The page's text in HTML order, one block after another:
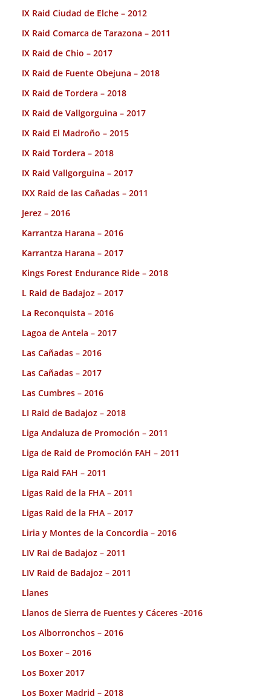
IX Raid Ciudad de Elche – 2012
IX Raid Comarca de Tarazona – 2011
IX Raid de Chio – 2017
IX Raid de Fuente Obejuna – 2018
IX Raid de Tordera – 2018
IX Raid de Vallgorguina – 2017
IX Raid El Madroño – 2015
IX Raid Tordera – 2018
IX Raid Vallgorguina – 2017
IXX Raid de las Cañadas – 2011
Jerez – 2016
Karrantza Harana – 2016
Karrantza Harana – 2017
Kings Forest Endurance Ride – 2018
L Raid de Badajoz – 2017
La Reconquista – 2016
Lagoa de Antela – 2017
Las Cañadas – 2016
Las Cañadas – 2017
Las Cumbres – 2016
LI Raid de Badajoz – 2018
Liga Andaluza de Promoción – 2011
Liga de Raid de Promoción FAH – 2011
Liga Raid FAH – 2011
Ligas Raid de la FHA – 2011
Ligas Raid de la FHA – 2017
Liria y Montes de la Concordia – 2016
LIV Rai de Badajoz – 2011
LIV Raid de Badajoz – 2011
Llanes
Llanos de Sierra de Fuentes y Cáceres -2016
Los Alborronchos – 2016
Los Boxer – 2016
Los Boxer 2017
Los Boxer Madrid – 2018